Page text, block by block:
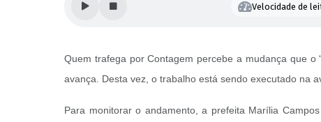
Velocidade de
Quem trafega por Contagem percebe a mudança que
avança. Desta vez, o trabalho está sendo executado na
Para monitorar o andamento, a prefeita Marília